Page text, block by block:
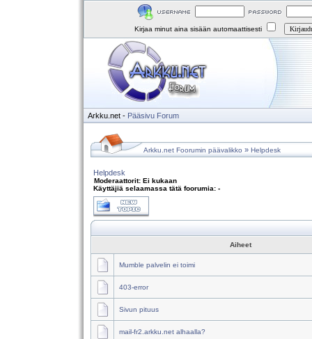
Kirjaa minut aina sisään automaattisesti
Arkku.net - Pääsivu Forum
Arkku.net Foorumin päävalikko » Helpdesk
Helpdesk
Moderaattorit: Ei kukaan
Käyttäjiä selaamassa tätä foorumia: -
Aiheet
Mumble palvelin ei toimi
403-error
Sivun pituus
mail-fr2.arkku.net alhaalla?